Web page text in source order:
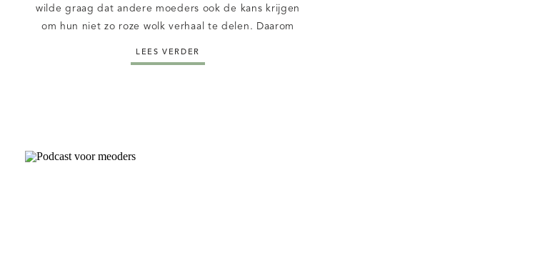
wilde graag dat andere moeders ook de kans krijgen
om hun niet zo roze wolk verhaal te delen. Daarom
gestart. Zodat elke mama haar verhaal kan delen, als
LEES VERDER